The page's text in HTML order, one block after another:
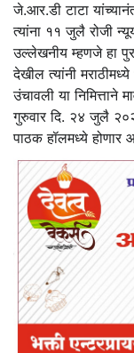
जे.आर.डी टाटा
त्यांना ११ जुलै रोजी
उल्लेखनीय म्हणजे हा
देखील त्यांनी
उंचावली या निमित्ताने
गुरुवार दि. २४ जुलै
पाठक हॉलमध्ये होणार